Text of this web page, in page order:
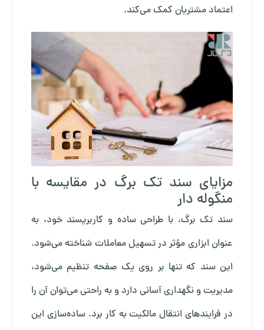
اعتماد مشتریان کمک می‌کند.
مزایای سند تک برگ در مقایسه با
منگوله دار
سند تک برگ، با طراحی ساده و کاربرپسند خود، به
عنوان ابزاری مؤثر در تسهیل معاملات شناخته می‌شود.
این سند که تنها بر روی یک صفحه تنظیم می‌شود،
مدیریت و نگهداری آسانی دارد و به راحتی می‌توان آن را
در فرایندهای انتقال مالکیت به کار برد. ساده‌سازی این